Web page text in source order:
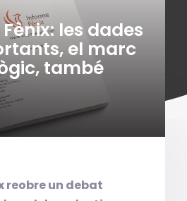
les dades
el marc
també
reobre un debat